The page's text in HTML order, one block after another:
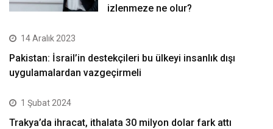
izlenmeze ne olur?
14 Aralık 2023
Pakistan: İsrail’in destekçileri bu ülkeyi insanlık dışı
uygulamalardan vazgeçirmeli
1 Şubat 2024
Trakya’da ihracat, ithalata 30 milyon dolar fark attı